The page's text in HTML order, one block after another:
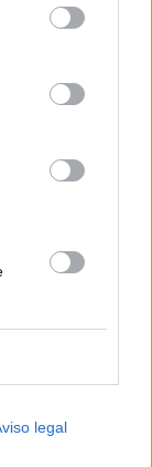
de
se aplicarán
sitio web o
legal